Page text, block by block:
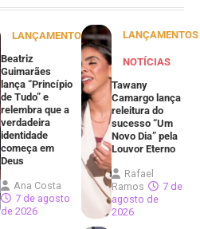
LANÇAMENTOS
Beatriz
Guimarães
lança “Princípio
de Tudo” e
relembra que a
verdadeira
identidade
começa em
Deus
Ana Costa
7 de agosto
de 2026
LANÇAMENTOS
NOTÍCIAS
Tawany
Camargo lança
releitura do
sucesso “Um
Novo Dia” pela
Louvor Eterno
Rafael
Ramos
7 de
agosto de
2026